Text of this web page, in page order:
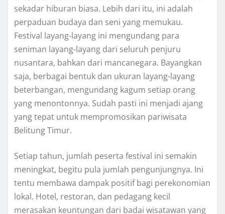
sekadar hiburan biasa. Lebih dari itu, ini adalah
perpaduan budaya dan seni yang memukau.
Festival layang-layang ini mengundang para
seniman layang-layang dari seluruh penjuru
nusantara, bahkan dari mancanegara. Bayangkan
saja, berbagai bentuk dan ukuran layang-layang
beterbangan, mengundang kagum setiap orang
yang menontonnya. Sudah pasti ini menjadi ajang
yang tepat untuk mempromosikan pariwisata
Belitung Timur.
Setiap tahun, jumlah peserta festival ini semakin
meningkat, begitu pula jumlah pengunjungnya. Ini
tentu membawa dampak positif bagi perekonomian
lokal. Hotel, restoran, dan pedagang kecil
merasakan keuntungan dari badai wisatawan yang